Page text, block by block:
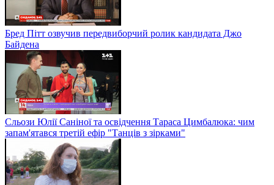
Бред Пітт озвучив передвиборчий ролик кандидата Джо
Байдена
Сльози Юлії Саніної та освідчення Тараса Цимбалюка: чим
запам'ятався третій ефір "Танців з зірками"